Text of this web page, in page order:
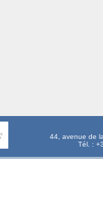
44, avenue de
Tél. :